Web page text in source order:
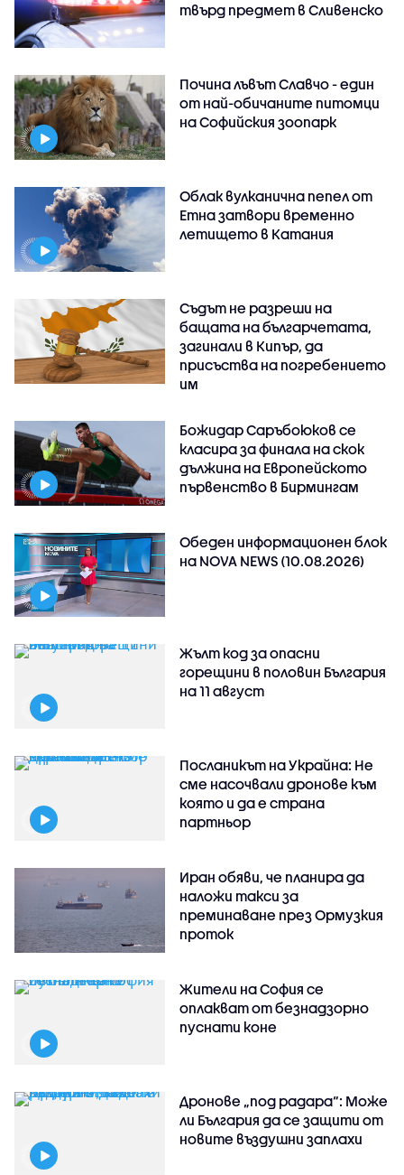
твърд предмет в Сливенско
Почина лъвът Славчо - един
от най-обичаните питомци
на Софийския зоопарк
Облак вулканична пепел от
Етна затвори временно
летището в Катания
Съдът не разреши на
бащата на българчетата,
загинали в Кипър, да
присъства на погребението
им
Божидар Саръбоюков се
класира за финала на скок
дължина на Европейското
първенство в Бирмингам
Обеден информационен блок
на NOVA NEWS (10.08.2026)
Жълт код за опасни
горещини в половин България
на 11 август
Посланикът на Украйна: Не
сме насочвали дронове към
която и да е страна
партньор
Иран обяви, че планира да
наложи такси за
преминаване през Ормузкия
проток
Жители на София се
оплакват от безнадзорно
пуснати коне
Дронове „под радара“: Може
ли България да се защити от
новите въздушни заплахи